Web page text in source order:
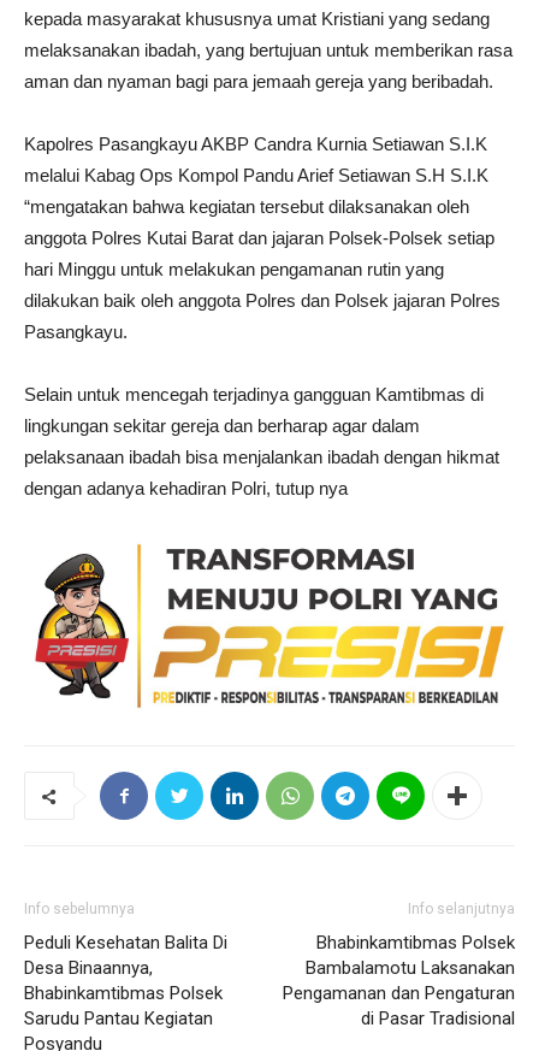
kepada masyarakat khususnya umat Kristiani yang sedang
melaksanakan ibadah, yang bertujuan untuk memberikan rasa
aman dan nyaman bagi para jemaah gereja yang beribadah.
Kapolres Pasangkayu AKBP Candra Kurnia Setiawan S.I.K
melalui Kabag Ops Kompol Pandu Arief Setiawan S.H S.I.K
“mengatakan bahwa kegiatan tersebut dilaksanakan oleh
anggota Polres Kutai Barat dan jajaran Polsek-Polsek setiap
hari Minggu untuk melakukan pengamanan rutin yang
dilakukan baik oleh anggota Polres dan Polsek jajaran Polres
Pasangkayu.
Selain untuk mencegah terjadinya gangguan Kamtibmas di
lingkungan sekitar gereja dan berharap agar dalam
pelaksanaan ibadah bisa menjalankan ibadah dengan hikmat
dengan adanya kehadiran Polri, tutup nya
Info sebelumnya
Peduli Kesehatan Balita Di
Desa Binaannya,
Bhabinkamtibmas Polsek
Sarudu Pantau Kegiatan
Posyandu
Info selanjutnya
Bhabinkamtibmas Polsek
Bambalamotu Laksanakan
Pengamanan dan Pengaturan
di Pasar Tradisional